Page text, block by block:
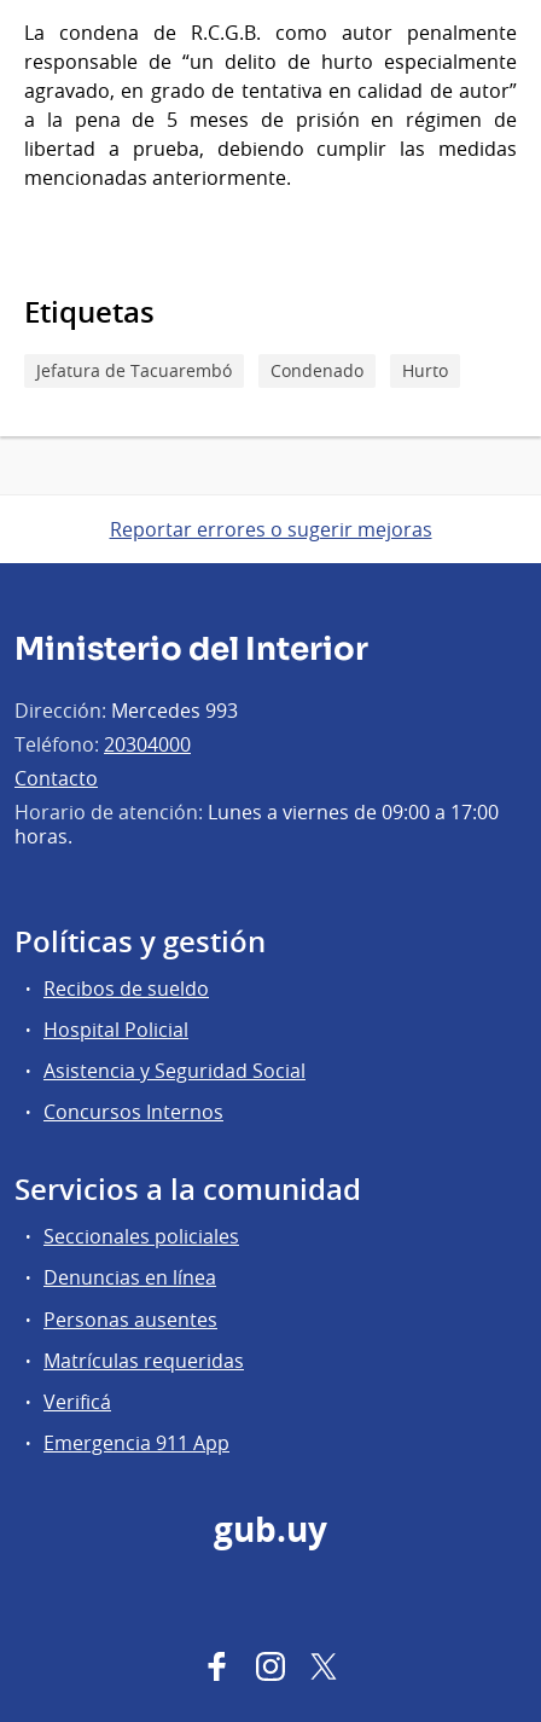
La condena de R.C.G.B. como autor penalmente
responsable de “un delito de hurto especialmente
agravado, en grado de tentativa en calidad de autor”
a la pena de 5 meses de prisión en régimen de
libertad a prueba, debiendo cumplir las medidas
mencionadas anteriormente.
Etiquetas
Jefatura de Tacuarembó Condenado Hurto
Reportar errores o sugerir mejoras
Ministerio del Interior
Dirección: Mercedes 993
Teléfono: 20304000
Contacto
Horario de atención: Lunes a viernes de 09:00 a 17:00
horas.
Políticas y gestión
Recibos de sueldo
Hospital Policial
Asistencia y Seguridad Social
Concursos Internos
Servicios a la comunidad
Seccionales policiales
Denuncias en línea
Personas ausentes
Matrículas requeridas
Verificá
Emergencia 911 App
gub.uy
FacebookInstagram